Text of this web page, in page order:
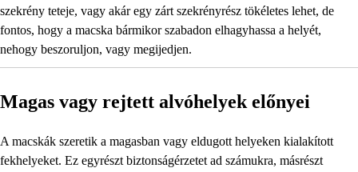
szekrény teteje, vagy akár egy zárt szekrényrész tökéletes lehet, de
fontos, hogy a macska bármikor szabadon elhagyhassa a helyét,
nehogy beszoruljon, vagy megijedjen.
Magas vagy rejtett alvóhelyek előnyei
A macskák szeretik a magasban vagy eldugott helyeken kialakított
fekhelyeket. Ez egyrészt biztonságérzetet ad számukra, másrészt